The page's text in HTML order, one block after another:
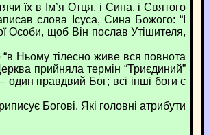
їх в Ім’я Отця, і Сина, і Святого
слова Ісуса, Сина Божого: “І
Особи, щоб Він послав Утішителя,
Ньому тілесно живе вся повнота
прийняла термін “Триєдиний”
правдвий Бог; всі інші боги є
Богові. Які головні атрибути